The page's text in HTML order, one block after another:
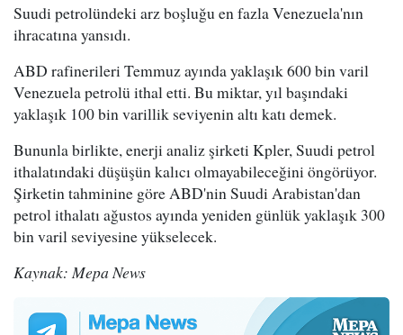
Suudi petrolündeki arz boşluğu en fazla Venezuela'nın
ihracatına yansıdı.
ABD rafinerileri Temmuz ayında yaklaşık 600 bin varil
Venezuela petrolü ithal etti. Bu miktar, yıl başındaki
yaklaşık 100 bin varillik seviyenin altı katı demek.
Bununla birlikte, enerji analiz şirketi Kpler, Suudi petrol
ithalatındaki düşüşün kalıcı olmayabileceğini öngörüyor.
Şirketin tahminine göre ABD'nin Suudi Arabistan'dan
petrol ithalatı ağustos ayında yeniden günlük yaklaşık 300
bin varil seviyesine yükselecek.
Kaynak: Mepa News